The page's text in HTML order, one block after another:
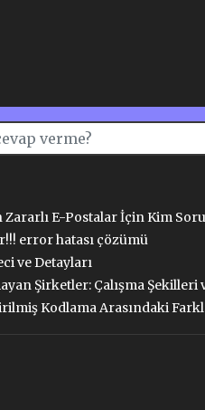
E-Postalar İçin Kim
error hatası çözümü
ve Detayları
Şirketler: Çalışma Şekilleri
Kodlama Arasındaki